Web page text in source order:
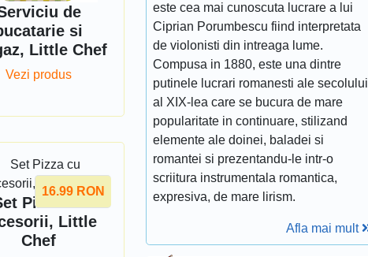
de
si
Little Chef
Vezi produs
16.99 RON
Pizza cu
Little
Chef
este cea mai cunoscuta lucrare a lui
Ciprian Porumbescu fiind interpretata
de violonisti din intreaga lume.
Compusa in 1880, este una dintre
putinele lucrari romanesti ale secolului
al XIX-lea care se bucura de mare
popularitate in continuare, stilizand
elemente ale doinei, baladei si
romantei si prezentandu-le intr-o
scriitura instrumentala romantica,
expresiva, de mare lirism.
Afla mai mult